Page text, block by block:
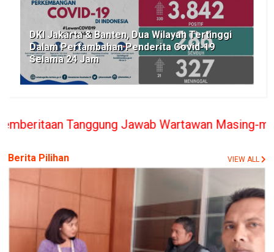
DKI Jakarta & Banten, Dua Wilayah Tertinggi
Dalam Pertambahan Penderita Covid-19
Selama 24 Jam
Jawab Wartawan Masing-masing, PT.
Berita Pilihan VIEW ALL